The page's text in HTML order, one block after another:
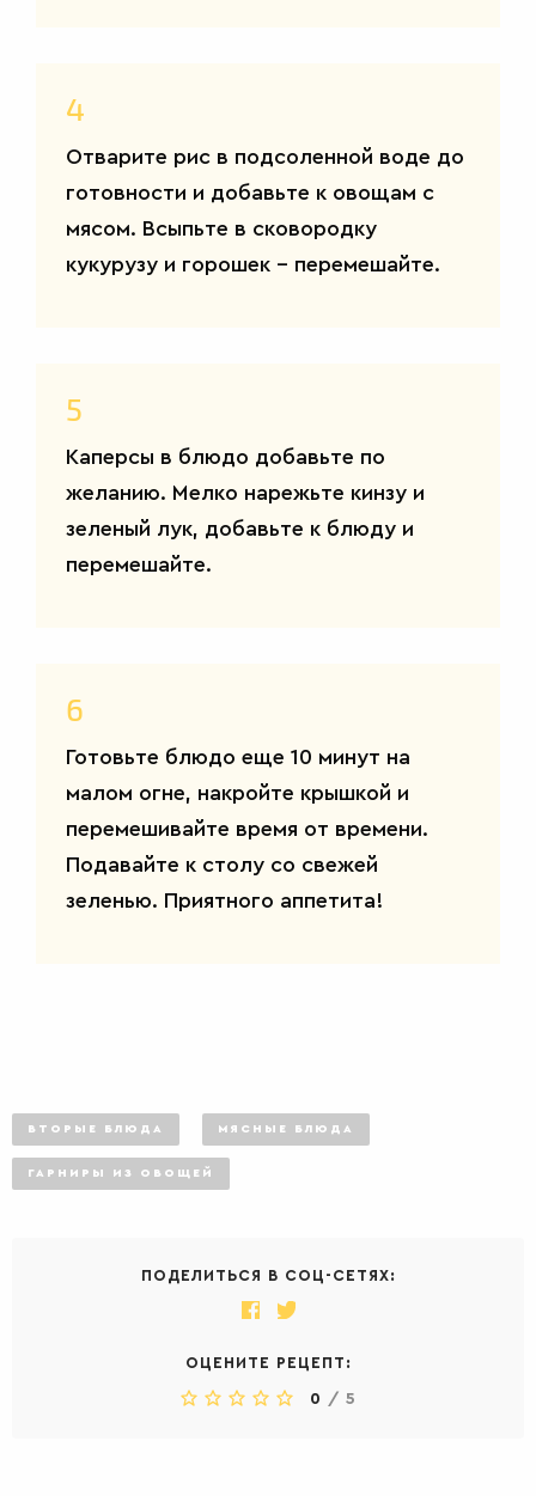
ДЕСЕРТЫ
4
Отварите рис в подсоленной воде до
готовности и добавьте к овощам с
мясом. Всыпьте в сковородку
кукурузу и горошек – перемешайте.
5
Каперсы в блюдо добавьте по
желанию. Мелко нарежьте кинзу и
зеленый лук, добавьте к блюду и
перемешайте.
6
Готовьте блюдо еще 10 минут на
малом огне, накройте крышкой и
перемешивайте время от времени.
Подавайте к столу со свежей
зеленью. Приятного аппетита!
ВТОРЫЕ БЛЮДА МЯСНЫЕ БЛЮДА
ГАРНИРЫ ИЗ ОВОЩЕЙ
ПОДЕЛИТЬСЯ В СОЦ-СЕТЯХ:
ОЦЕНИТЕ РЕЦЕПТ:
0 / 5